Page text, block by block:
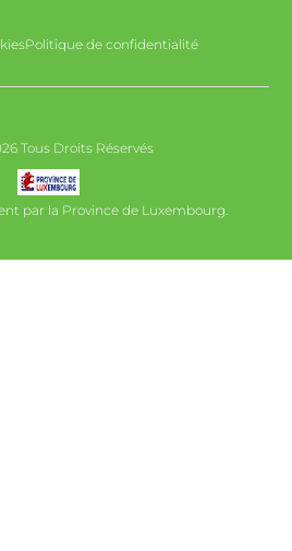
Politique de confidentialité
Tous Droits Réservés
par la Province de Luxembourg.